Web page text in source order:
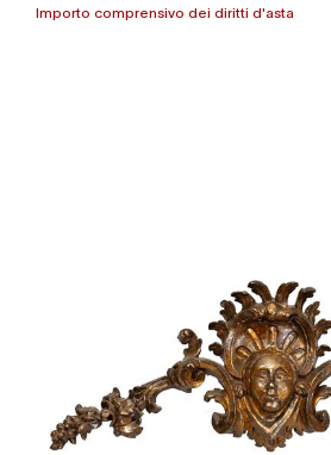
Importo comprensivo dei diritti d'asta